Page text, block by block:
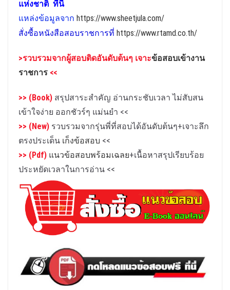
แห่งชาติ ที่นี่
แหล่งข้อมูลจาก https://www.sheetjula.com/
สั่งซื้อหนังสือสอบราชการที่ https://www.rtamd.co.th/
>รวบรวมจากผู้สอบติดอันดับต้นๆ เจาะข้อสอบเข้างาน
ราชการ <<
>> (Book) สรุปสาระสำคัญ อ่านกระชับเวลา ไม่สับสน
เข้าใจง่าย ออกชัวร์ๆ แม่นยำ <<
>> (New) รวบรวมจากรุ่นพี่ที่สอบได้อันดับต้นๆ+เจาะลึก
ตรงประเด็น เก็งข้อสอบ <<
>> (Pdf) แนวข้อสอบพร้อมเฉลย+เนื้อหาสรุปเรียบร้อย
ประหยัดเวลาในการอ่าน <<